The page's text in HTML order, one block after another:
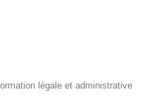
légale et administrative